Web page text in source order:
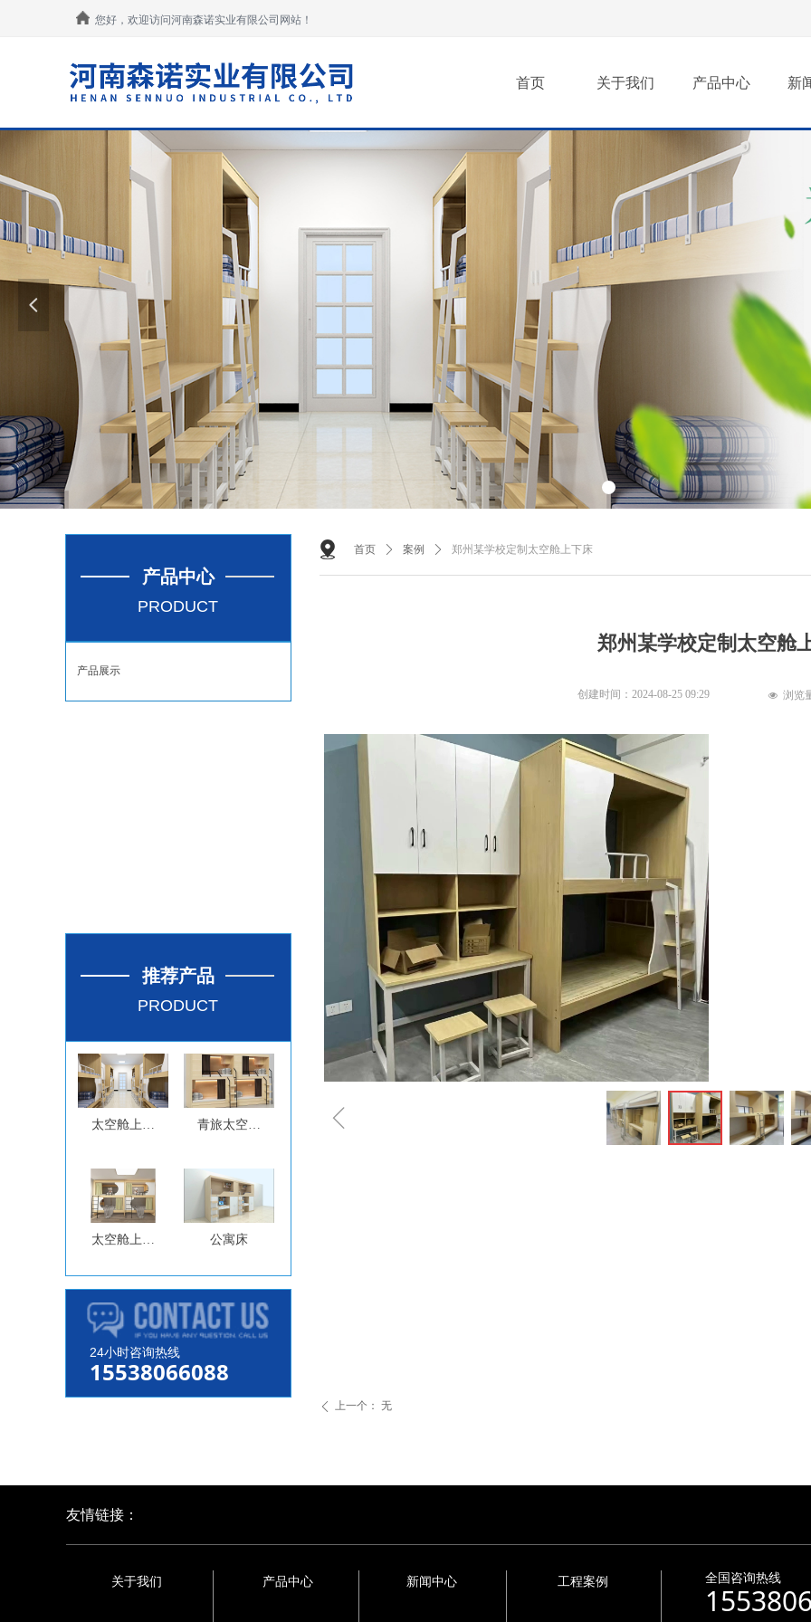
넳
首页 关于我们 产品中心 新
您好，欢迎访问河南森诺实业有限公司网站！
首页 ꄲ 案例 ꄲ 郑州某学校定制太空舱上下床
ꁆ
郑州某学校定制太空舱
ꄴ 上一个： 无
产品展示
产品中心
PRODUCT
推荐产品
PRODUCT
太空舱上下
青旅太空舱
太空舱上下
公寓床
24小时咨询热线
15538066088
创建时间： 2024-08-25 09:29 넶 浏览
友情链接：
关于我们 产品中心 新闻中心 工程案例 全国咨询热线